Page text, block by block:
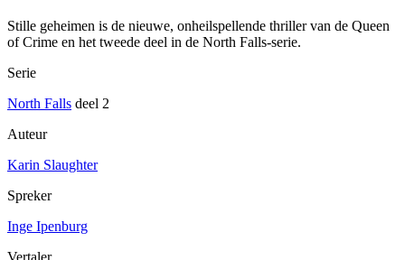
Stille geheimen is de nieuwe, onheilspellende thriller van de Queen
of Crime en het tweede deel in de North Falls-serie.
Serie
North Falls deel 2
Auteur
Karin Slaughter
Spreker
Inge Ipenburg
Vertaler